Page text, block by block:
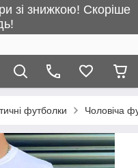
зі знижкою! Скоріше
футболки Чоловіча